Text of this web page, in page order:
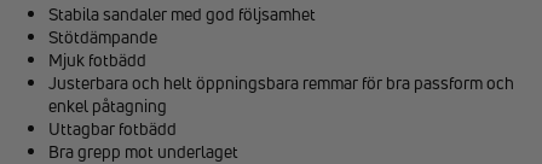
Stabila sandaler med god följsamhet
Stötdämpande
Mjuk fotbädd
Justerbara och helt öppningsbara remmar för bra passform och
enkel påtagning
Uttagbar fotbädd
Bra grepp mot underlaget